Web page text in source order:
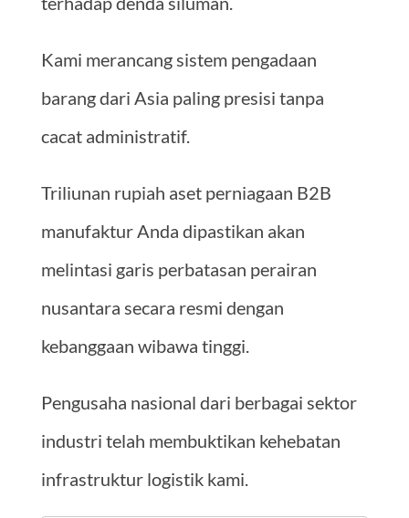
Kami merancang sistem pengadaan
barang dari Asia paling presisi tanpa
cacat administratif.
Triliunan rupiah aset perniagaan B2B
manufaktur Anda dipastikan akan
melintasi garis perbatasan perairan
nusantara secara resmi dengan
kebanggaan wibawa tinggi.
Pengusaha nasional dari berbagai sektor
industri telah membuktikan kehebatan
infrastruktur logistik kami.